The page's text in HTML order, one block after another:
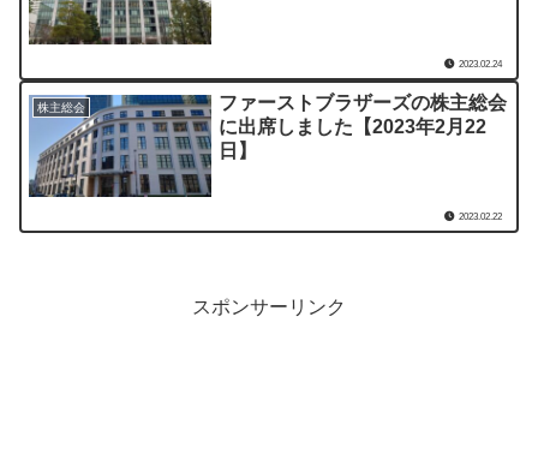
2023.02.24
株主総会
ファーストブラザーズの株主総会
に出席しました【2023年2月22
日】
2023.02.22
スポンサーリンク